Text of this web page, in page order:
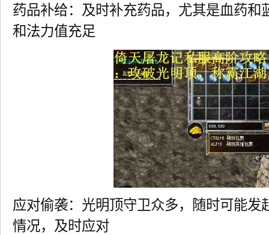
药品补给：及时补充药品，尤其是血药和
和法力值充足
应对偷袭：光明顶守卫众多，随时可能发
情况，及时应对